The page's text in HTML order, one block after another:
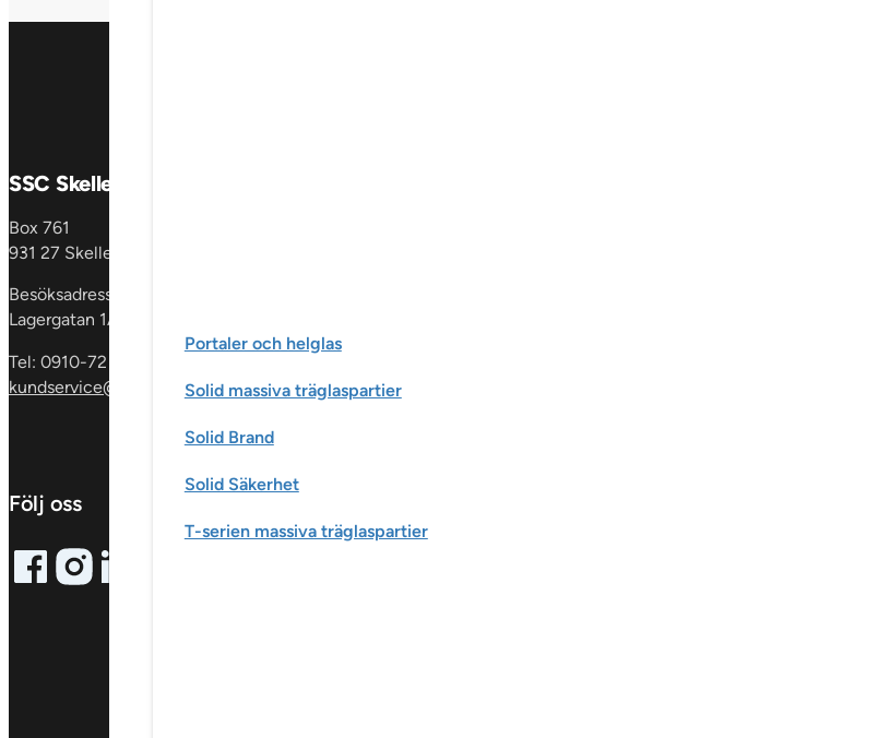
Portaler och helglas
Solid massiva träglaspartier
Solid Brand
Solid Säkerhet
T-serien massiva träglaspartier
SSC Skellefteå AB
Box 761
931 27 Skellefteå
Besöksadress:
Lagergatan 1A
Tel: 0910-72 59 00
kundservice@sscgroup.se
Följ oss
Follow me on Facebook
Follow me on X
Follow me on LinkedIn